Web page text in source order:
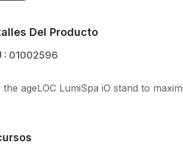
Del Producto
: 01002596
the ageLOC LumiSpa iO stand to